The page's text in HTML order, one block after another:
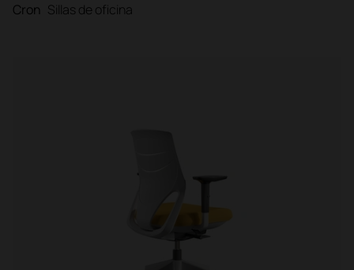
Cron Sillas de oficina